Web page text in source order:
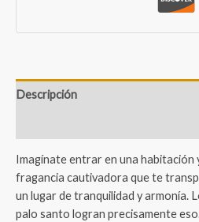
Descripción
Imagínate entrar en una habitación
fragancia cautivadora que te
un lugar de tranquilidad y armonía.
palo santo logran precisamente